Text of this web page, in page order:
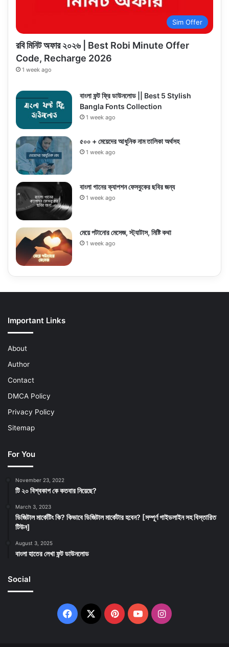
Sim Offer
রবি মিনিট অফার ২০২৬ | Best Robi Minute Offer
Code, Recharge 2026
1 week ago
বাংলা ফন্ট ফ্রি ডাউনলোড || Best 5 Stylish
Bangla Fonts Collection
1 week ago
৫০০ + মেয়েদের আধুনিক নাম তালিকা অর্থসহ
1 week ago
বাংলা গানের ক্যাপশন ফেসবুকের ছবির জন্য
1 week ago
মেয়ে পটানোর মেসেজ, স্ট্যাটাস, মিষ্টি কথা
1 week ago
Important Links
About
Author
Contact
DMCA Policy
Privacy Policy
Sitemap
For You
November 23, 2022
টি ২০ বিশ্বকাপ কে কতবার নিয়েছে?
March 3, 2023
ডিজিটাল মার্কেটিং কি? কিভাবে ডিজিটাল মার্কেটার হবেন? [সম্পূর্ণ গাইডলাইন সহ বিস্তারিত
টিউন]
August 3, 2025
বাংলা হাতের লেখা ফন্ট ডাউনলোড
Social
Facebook
X PinterestYouTubeInstagram